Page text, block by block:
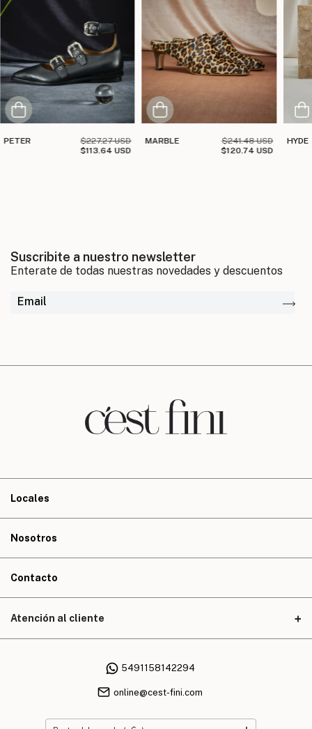
PETER
$227.27 USD
$113.64 USD
MARBLE
$241.48 USD
$120.74 USD
HYDE
Suscribite a nuestro newsletter
Locales
Nosotros
Contacto
Atención al cliente
5491158142294
online@cest-fini.com